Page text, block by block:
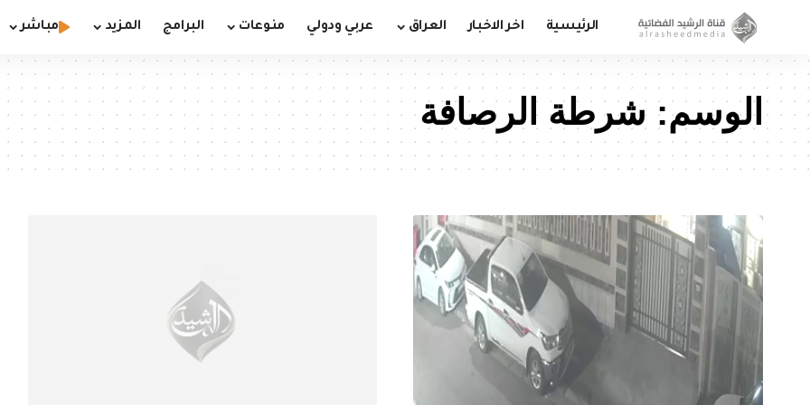
الرئيسية اخر الاخبار العراق عربي ودولي منوعات البرامج المزيد مباشر
الوسم: شرطة الرصافة